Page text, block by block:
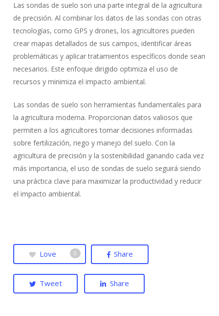
Las sondas de suelo son una parte integral de la agricultura
de precisión. Al combinar los datos de las sondas con otras
tecnologías, como GPS y drones, los agricultores pueden
crear mapas detallados de sus campos, identificar áreas
problemáticas y aplicar tratamientos específicos donde sean
necesarios. Este enfoque dirigido optimiza el uso de
recursos y minimiza el impacto ambiental.
Las sondas de suelo son herramientas fundamentales para
la agricultura moderna. Proporcionan datos valiosos que
permiten a los agricultores tomar decisiones informadas
sobre fertilización, riego y manejo del suelo. Con la
agricultura de precisión y la sostenibilidad ganando cada vez
más importancia, el uso de sondas de suelo seguirá siendo
una práctica clave para maximizar la productividad y reducir
el impacto ambiental.
Love 0 Share
Tweet Share